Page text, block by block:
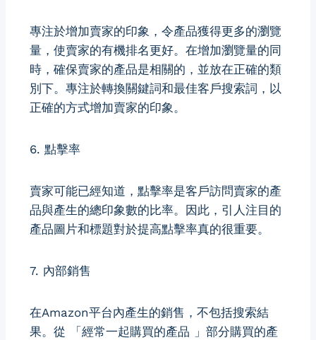
專注於增加賣家的印象，令產品獲得更多的瀏覽
量，使賣家的有機排名更好。在增加瀏覽量的同
時，確保賣家的產品是相關的，並放在正確的類
別下。專注於轉換關鍵詞和最佳客戶搜索詞，以
正確的方式增加賣家的印象。
6. 點擊率
賣家可能已經知道，點擊率是客戶訪問賣家的產
品與產生的總印象數的比率。因此，引人注目的
產品圖片和標題對於提高點擊率真的很重要。
7. 內部銷售
在Amazon平台內產生的銷售，不包括搜索結
果。從 「經常一起購買的產品 」部分購買的產